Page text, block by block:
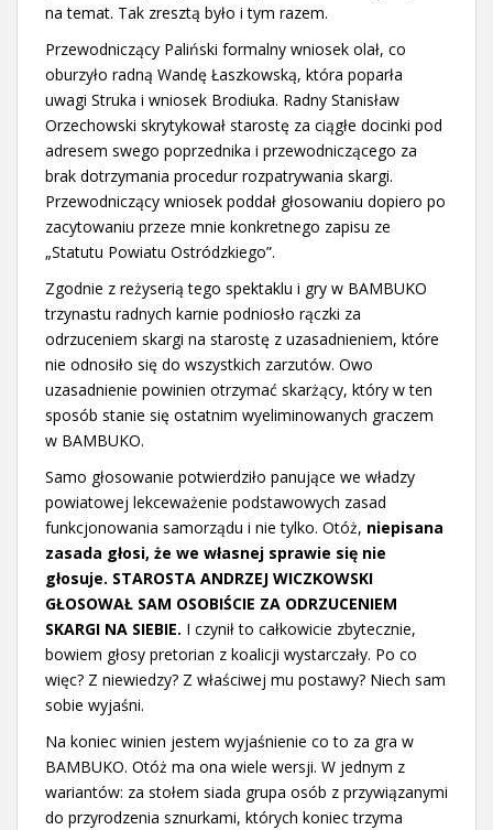
na temat. Tak zresztą było i tym razem.
Przewodniczący Paliński formalny wniosek olał, co
oburzyło radną Wandę Łaszkowską, która poparła
uwagi Struka i wniosek Brodiuka. Radny Stanisław
Orzechowski skrytykował starostę za ciągłe docinki pod
adresem swego poprzednika i przewodniczącego za
brak dotrzymania procedur rozpatrywania skargi.
Przewodniczący wniosek poddał głosowaniu dopiero po
zacytowaniu przeze mnie konkretnego zapisu ze
„Statutu Powiatu Ostródzkiego”.
Zgodnie z reżyserią tego spektaklu i gry w BAMBUKO
trzynastu radnych karnie podniosło rączki za
odrzuceniem skargi na starostę z uzasadnieniem, które
nie odnosiło się do wszystkich zarzutów. Owo
uzasadnienie powinien otrzymać skarżący, który w ten
sposób stanie się ostatnim wyeliminowanych graczem
w BAMBUKO.
Samo głosowanie potwierdziło panujące we władzy
powiatowej lekceważenie podstawowych zasad
funkcjonowania samorządu i nie tylko. Otóż, niepisana
zasada głosi, że we własnej sprawie się nie
głosuje. STAROSTA ANDRZEJ WICZKOWSKI
GŁOSOWAŁ SAM OSOBIŚCIE ZA ODRZUCENIEM
SKARGI NA SIEBIE. I czynił to całkowicie zbytecznie,
bowiem głosy pretorian z koalicji wystarczały. Po co
więc? Z niewiedzy? Z właściwej mu postawy? Niech sam
sobie wyjaśni.
Na koniec winien jestem wyjaśnienie co to za gra w
BAMBUKO. Otóż ma ona wiele wersji. W jednym z
wariantów: za stołem siada grupa osób z przywiązanymi
do przyrodzenia sznurkami, których koniec trzyma